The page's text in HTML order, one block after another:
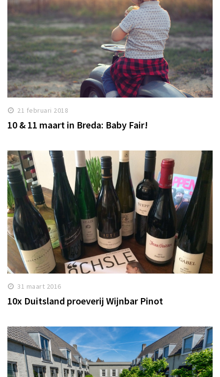
21 februari 2018
10 & 11 maart in Breda: Baby Fair!
31 maart 2016
10x Duitsland proeverij Wijnbar Pinot